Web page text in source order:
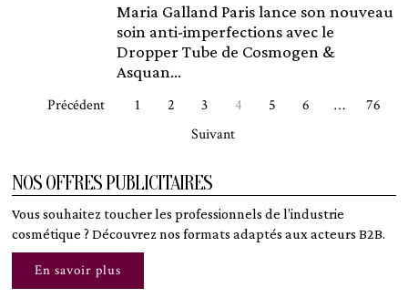
Maria Galland Paris lance son nouveau
soin anti-imperfections avec le
Dropper Tube de Cosmogen &
Asquan...
Précédent
1 2 3 4 5 6 …
76
Suivant
NOS OFFRES PUBLICITAIRES
Vous souhaitez toucher les professionnels de l’industrie
cosmétique ? Découvrez nos formats adaptés aux acteurs B2B.
En savoir plus